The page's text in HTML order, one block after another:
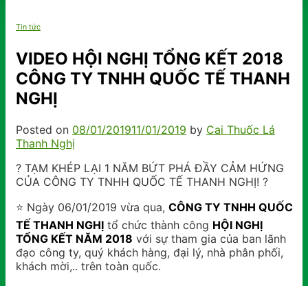
Trang chủ
Khách hàng chia sẻ
Kiểm tra chính hãng
Đặt hàng
Hotline: 0902791922
Tin tức
VIDEO HỘI NGHỊ TỔNG KẾT 2018
CÔNG TY TNHH QUỐC TẾ THANH
NGHỊ
Posted on 08/01/201911/01/2019 by Cai Thuốc Lá
Thanh Nghị
? TẠM KHÉP LẠI 1 NĂM BỨT PHÁ ĐẦY CẢM HỨNG
CỦA CÔNG TY TNHH QUỐC TẾ THANH NGHỊ! ?
⭐️ Ngày 06/01/2019 vừa qua, CÔNG TY TNHH QUỐC
TẾ THANH NGHỊ tổ chức thành công HỘI NGHỊ
TỔNG KẾT NĂM 2018 với sự tham gia của ban lãnh
đạo công ty, quý khách hàng, đại lý, nhà phân phối,
khách mời,.. trên toàn quốc.